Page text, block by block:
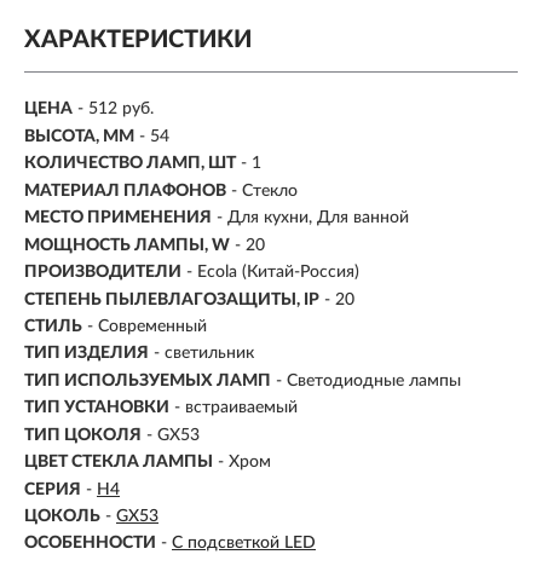
ХАРАКТЕРИСТИКИ
ЦЕНА - 512 руб.
ВЫСОТА, ММ - 54
КОЛИЧЕСТВО ЛАМП, ШТ - 1
МАТЕРИАЛ ПЛАФОНОВ - Стекло
МЕСТО ПРИМЕНЕНИЯ - Для кухни, Для ванной
МОЩНОСТЬ ЛАМПЫ, W - 20
ПРОИЗВОДИТЕЛИ - Ecola (Китай-Россия)
СТЕПЕНЬ ПЫЛЕВЛАГОЗАЩИТЫ, IP - 20
СТИЛЬ - Современный
ТИП ИЗДЕЛИЯ - светильник
ТИП ИСПОЛЬЗУЕМЫХ ЛАМП - Светодиодные лампы
ТИП УСТАНОВКИ - встраиваемый
ТИП ЦОКОЛЯ - GX53
ЦВЕТ СТЕКЛА ЛАМПЫ
- Хром
СЕРИЯ - H4
ЦОКОЛЬ - GX53
ОСОБЕННОСТИ - С подсветкой LED